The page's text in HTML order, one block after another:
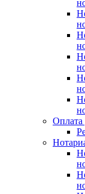
Оплата